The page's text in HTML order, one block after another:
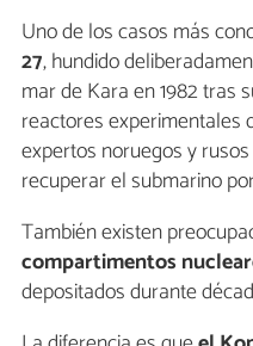
Uno de los casos más
27, hundido
mar de Kara en 1982 tras
reactores experimentales
expertos noruegos y
recuperar el submarino
También existen
compartimentos
depositados durante